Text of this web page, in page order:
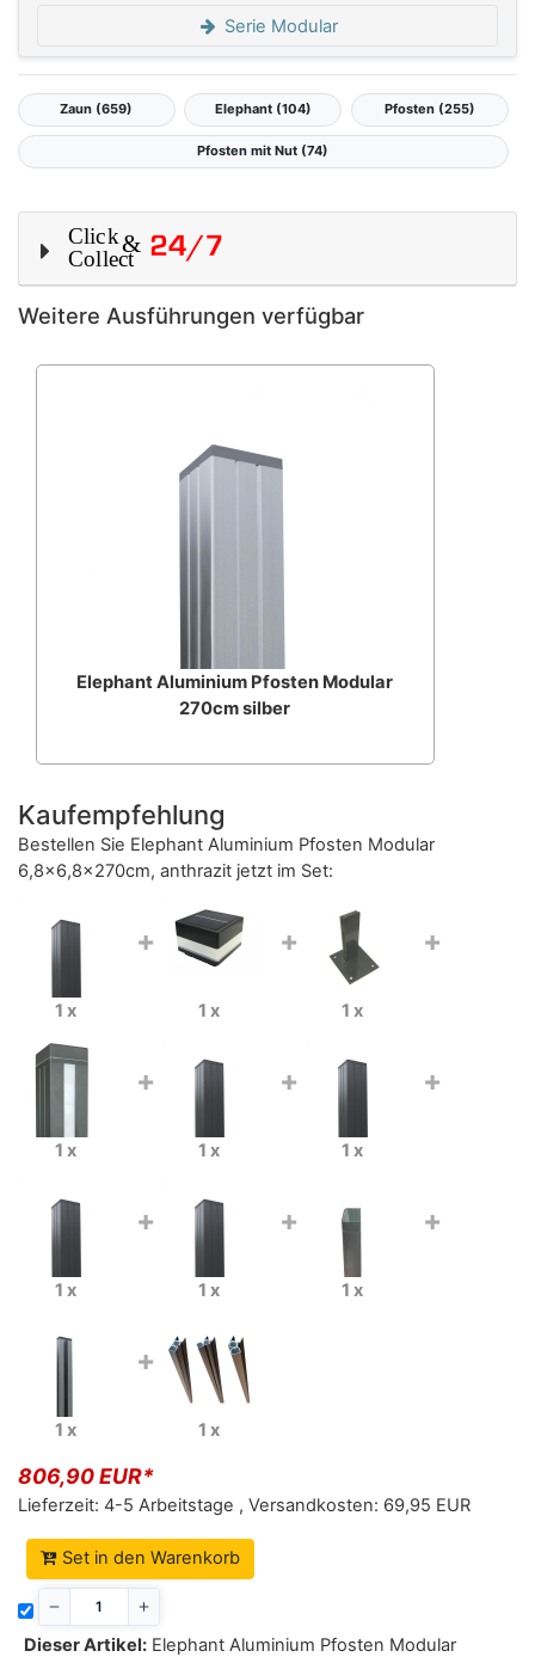
Serie Modular
Zaun (659) Elephant (104) Pfosten (255)
Pfosten mit Nut (74)
Weitere Ausführungen verfügbar
Elephant Aluminium Pfosten Modular
270cm silber
Kaufempfehlung
Bestellen Sie Elephant Aluminium Pfosten Modular
6,8x6,8x270cm, anthrazit jetzt im Set:
+
1 x
+
1 x
+
1 x
+
1 x
+
1 x
+
1 x
+
1 x
+
1 x
+
1 x
+
1 x 1 x
806,90 EUR*
Lieferzeit: 4-5 Arbeitstage , Versandkosten: 69,95 EUR
Set in den Warenkorb
Dieser Artikel: Elephant Aluminium Pfosten Modular